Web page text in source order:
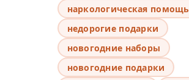
наркологическая помощь
недорогие подарки
новогодние наборы
новогодние подарки